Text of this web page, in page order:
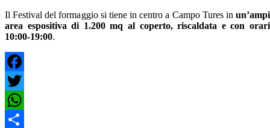
Il Festival del formaggio si tiene in centro a Campo Tures in
area espositiva di 1.200 mq al coperto, riscaldata e con
10:00-19:00.
Facebook
Twitter
WhatsApp